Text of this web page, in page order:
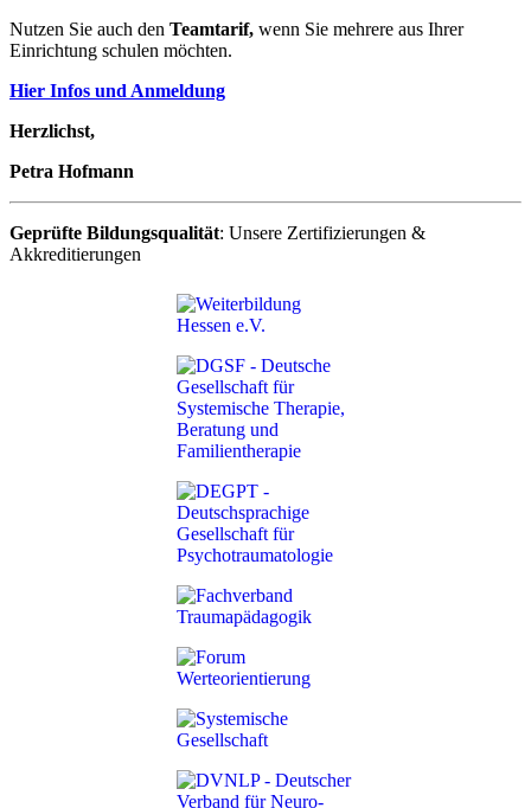
Nutzen Sie auch den Teamtarif, wenn Sie mehrere aus Ihrer
Einrichtung schulen möchten.
Hier Infos und Anmeldung
Herzlichst,
Petra Hofmann
Geprüfte Bildungsqualität: Unsere Zertifizierungen &
Akkreditierungen